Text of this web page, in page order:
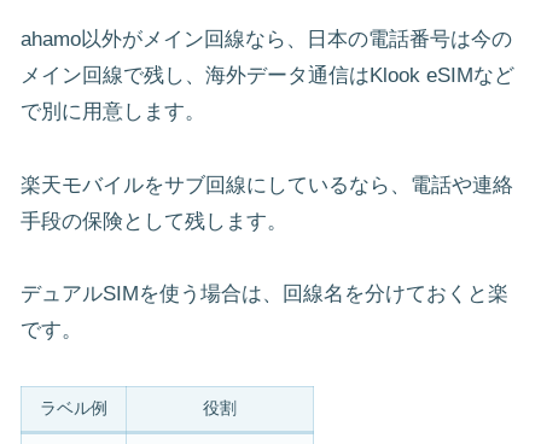
ahamo以外がメイン回線なら、日本の電話番号は今の
メイン回線で残し、海外データ通信はKlook eSIMなど
で別に用意します。
楽天モバイルをサブ回線にしているなら、電話や連絡
手段の保険として残します。
デュアルSIMを使う場合は、回線名を分けておくと楽
です。
ラベル例 役割